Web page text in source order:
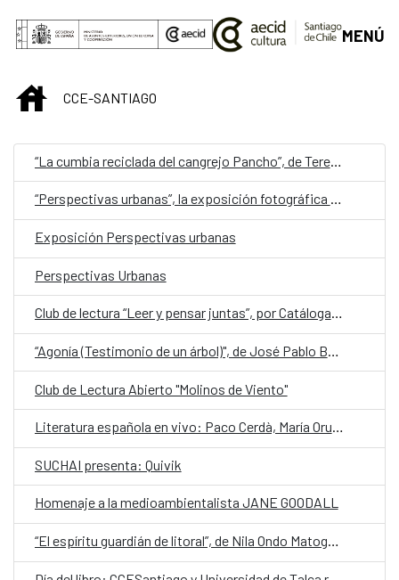
Saltar al contenido principal
MENÚ
INICIOCCE-SANTIAGO
“La cumbia reciclada del cangrejo Pancho”, de Teresita Borge Céspedes, representa a Costa Rica en la quinta edición de Cuentos en Red
“Perspectivas urbanas”, la exposición fotográfica del español Rosendo Sánchez que invita a redescubrir las ciudades contemporáneas desde las alturas
Exposición Perspectivas urbanas
Perspectivas Urbanas
Club de lectura “Leer y pensar juntas”, por Catáloga Colectiva
“Agonía (Testimonio de un árbol)", de José Pablo Bejarano, representa a Guatemala en la quinta edición de Cuentos en Red
Club de Lectura Abierto "Molinos de Viento"
Literatura española en vivo: Paco Cerdà, María Oruña y Mikel Santiago llegan al Festival Penguin Providencia
SUCHAI presenta: Quivik
Homenaje a la medioambientalista JANE GOODALL
“El espíritu guardián de litoral”, de Nila Ondo Matogo, abre la quinta edición de Cuentos en Red